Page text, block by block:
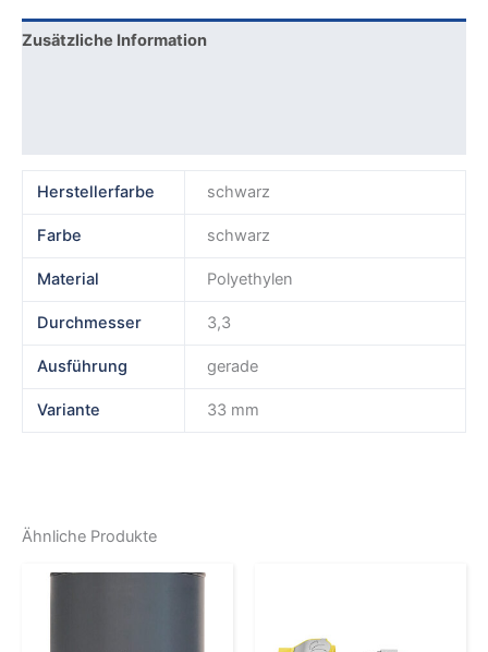
Zusätzliche Information
Herstellerfarbe schwarz
Farbe schwarz
Material Polyethylen
Durchmesser 3,3
Ausführung gerade
Variante 33 mm
Ähnliche Produkte